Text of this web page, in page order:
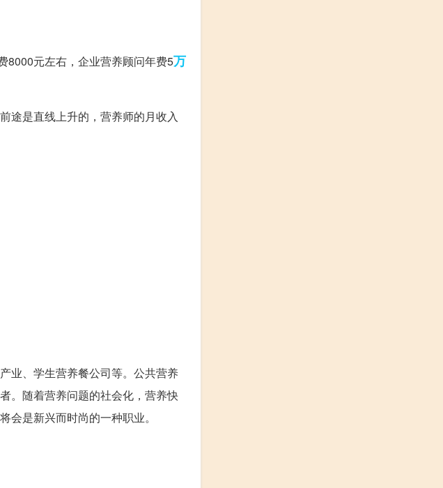
8000元左右，企业营养顾问年费5万
途是直线上升的，营养师的月收入
业、学生营养餐公司等。公共营养
。随着营养问题的社会化，营养快
是新兴而时尚的一种职业。